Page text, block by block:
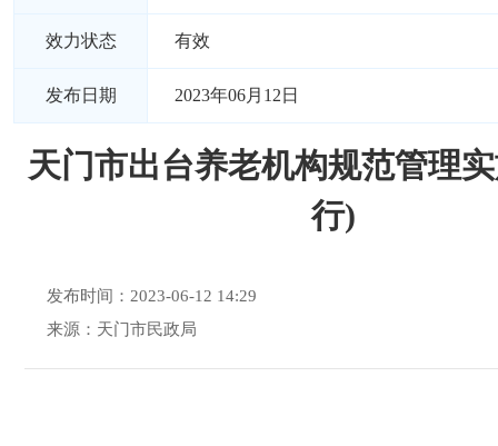
效力状态 有效
发布日期 2023年06月12日
天门市出台养老机构规范管理
行)
发布时间：2023-06-12 14:29
来源：天门市民政局